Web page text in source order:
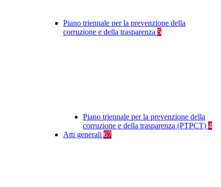
Piano triennale per la prevenzione della
corruzione e della trasparenza 5
Piano triennale per la prevenzione della
corruzione e della trasparenza (PTPCT) 4
Atti generali 67